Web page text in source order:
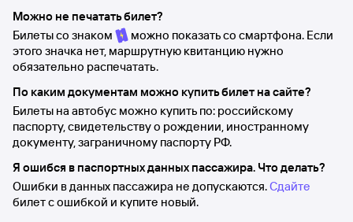
Можно не печатать билет?
Билеты со знаком
можно показать со смартфона. Если
этого значка нет, маршрутную квитанцию нужно
обязательно распечатать.
По каким документам можно купить билет на сайте?
Билеты на автобус можно купить по: российскому
паспорту, свидетельству о рождении, иностранному
документу, заграничному паспорту РФ.
Я ошибся в паспортных данных пассажира. Что делать?
Ошибки в данных пассажира не допускаются.Сдайте
билет с ошибкой и купите новый.